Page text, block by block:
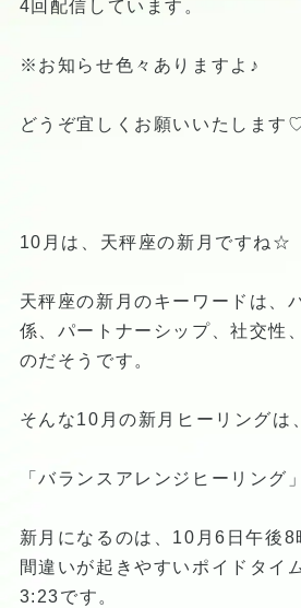
4回配信しています。
※お知らせ色々ありますよ♪
どうぞ宜しくお願いいたします
10月は、天秤座の新月ですね☆
天秤座の新月のキーワードは、
係、パートナーシップ、社交性
のだそうです。
そんな10月の新月ヒーリングは、
「バランスアレンジヒーリング
新月になるのは、10月6日午後8
間違いが起きやすいポイドタイ
3:23です。